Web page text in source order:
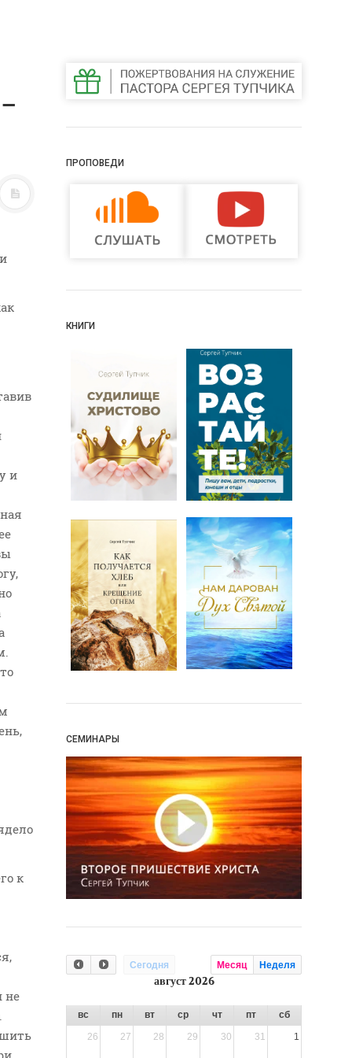
и
к
не
ПРОПОВЕДИ
КНИГИ
СЕМИНАРЫ
Сегодня Месяц Неделя
август 2026
вс пн вт ср чт пт
сб
26
27 28 29 30 31 1